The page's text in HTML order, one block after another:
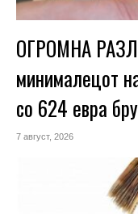
ОГРОМНА
минималецот
со 624 евра
7 август, 2026